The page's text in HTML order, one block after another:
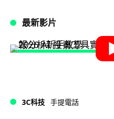
最新影片
3C科技 手提電話